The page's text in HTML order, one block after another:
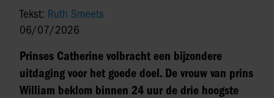
Tekst: Ruth Smeets
06/07/2026
Prinses Catherine volbracht een bijzondere
uitdaging voor het goede doel. De vrouw van prins
William beklom binnen 24 uur de drie hoogste